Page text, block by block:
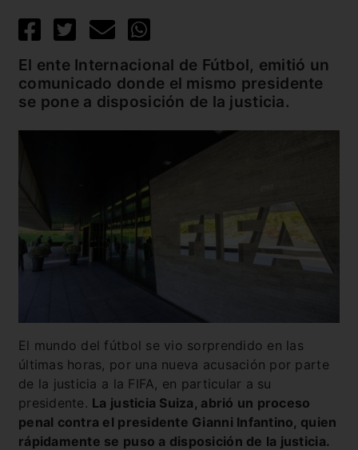
El ente Internacional de Fútbol, emitió un
comunicado donde el mismo presidente
se pone a disposición de la justicia.
El mundo del fútbol se vio sorprendido en las
últimas horas, por una nueva acusación por parte
de la justicia a la FIFA, en particular a su
presidente. La justicia Suiza, abrió un proceso
penal contra el presidente Gianni Infantino, quien
rápidamente se puso a disposición de la justicia.